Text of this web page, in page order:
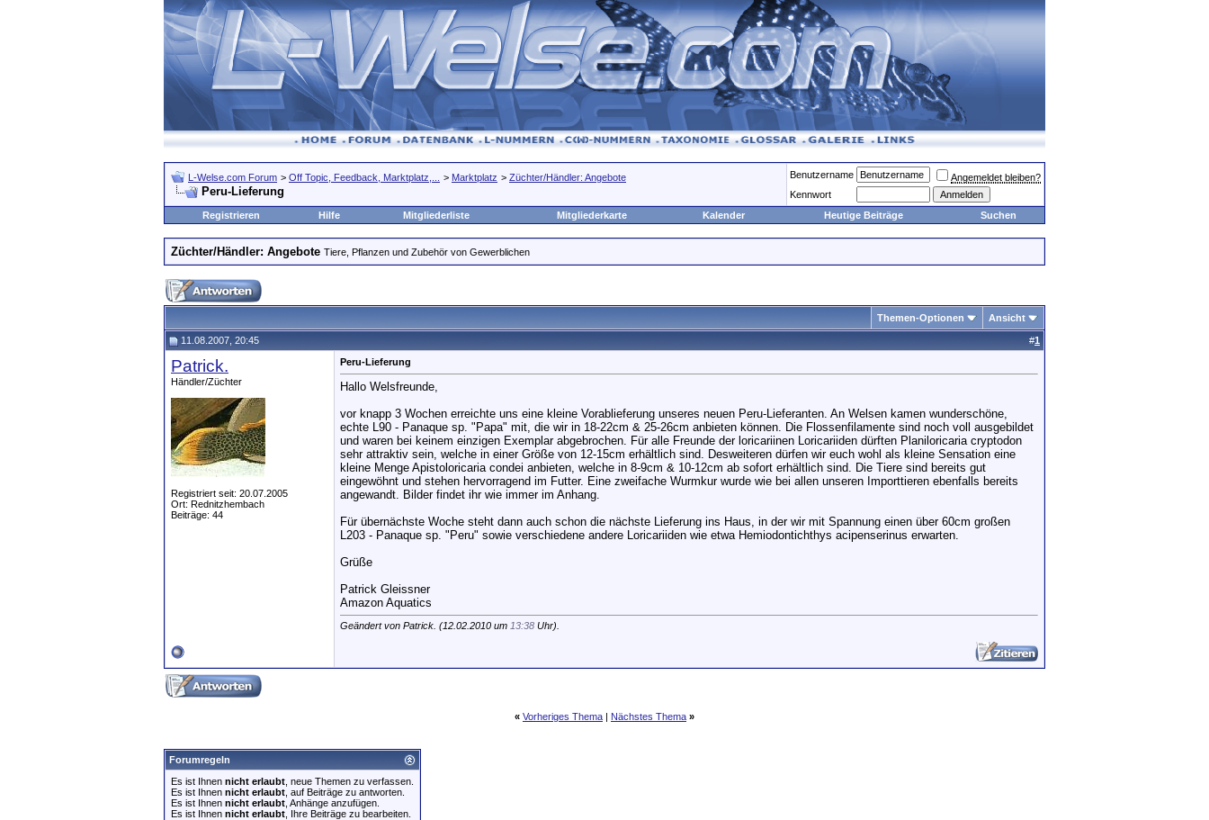
L-Welse.com Forum > Off Topic, Feedback, Marktplatz,... > Marktplatz > Züchter/Händler: Angebote
Peru-Lieferung
Benutzername
Angemeldet bleiben?
Kennwort
Registrieren
Hilfe Mitgliederliste Mitgliederkarte Kalender Heutige Beiträge Suchen
Züchter/Händler: Angebote Tiere, Pflanzen und Zubehör von Gewerblichen
Themen-Optionen Ansicht
11.08.2007, 20:45 #1
Patrick.
Händler/Züchter
Registriert seit: 20.07.2005
Ort: Rednitzhembach
Beiträge: 44
Peru-Lieferung
Hallo Welsfreunde,
vor knapp 3 Wochen erreichte uns eine kleine Vorablieferung unseres neuen Peru-Lieferanten. An Welsen kamen wunderschöne,
echte L90 - Panaque sp. "Papa" mit, die wir in 18-22cm & 25-26cm anbieten können. Die Flossenfilamente sind noch voll ausgebildet
und waren bei keinem einzigen Exemplar abgebrochen. Für alle Freunde der loricariinen Loricariiden dürften Planiloricaria cryptodon
sehr attraktiv sein, welche in einer Größe von 12-15cm erhältlich sind. Desweiteren dürfen wir euch wohl als kleine Sensation eine
kleine Menge Apistoloricaria condei anbieten, welche in 8-9cm & 10-12cm ab sofort erhältlich sind. Die Tiere sind bereits gut
eingewöhnt und stehen hervorragend im Futter. Eine zweifache Wurmkur wurde wie bei allen unseren Importtieren ebenfalls bereits
angewandt. Bilder findet ihr wie immer im Anhang.
Für übernächste Woche steht dann auch schon die nächste Lieferung ins Haus, in der wir mit Spannung einen über 60cm großen
L203 - Panaque sp. "Peru" sowie verschiedene andere Loricariiden wie etwa Hemiodontichthys acipenserinus erwarten.
Grüße
Patrick Gleissner
Amazon Aquatics
Geändert von Patrick. (12.02.2010 um 13:38 Uhr).
« Vorheriges Thema | Nächstes Thema »
Forumregeln
Es ist Ihnen nicht erlaubt , neue Themen zu verfassen.
Es ist Ihnen nicht erlaubt , auf Beiträge zu antworten.
Es ist Ihnen nicht erlaubt , Anhänge anzufügen.
Es ist Ihnen nicht erlaubt , Ihre Beiträge zu bearbeiten.